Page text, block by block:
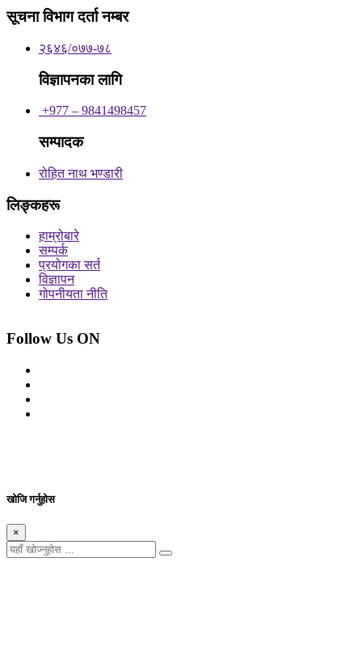
सूचना विभाग दर्ता नम्बर
२६४६/०७७-७८
विज्ञापनका लागि
+977 – 9841498457
सम्पादक
रोहित नाथ भण्डारी
लिङ्कहरू
हाम्रोबारे
सम्पर्क
प्रयोगका सर्त
विज्ञापन
गोपनीयता नीति
Follow Us ON
खोजि गर्नुहोस
×